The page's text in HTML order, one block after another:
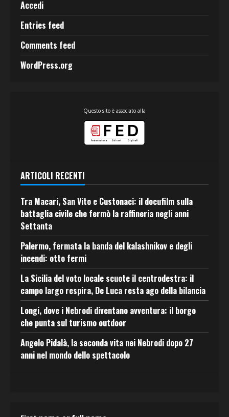
Accedi
Entries feed
Comments feed
WordPress.org
Questo sito è associato alla
ARTICOLI RECENTI
Tra Macari, San Vito e Custonaci: il docufilm sulla
battaglia civile che fermò la raffineria negli anni
Settanta
Palermo, fermata la banda del kalashnikov e degli
incendi: otto fermi
La Sicilia del voto locale scuote il centrodestra: il
campo largo respira, De Luca resta ago della bilancia
Longi, dove i Nebrodi diventano avventura: il borgo
che punta sul turismo outdoor
Angelo Pidalà, la seconda vita nei Nebrodi dopo 27
anni nel mondo dello spettacolo